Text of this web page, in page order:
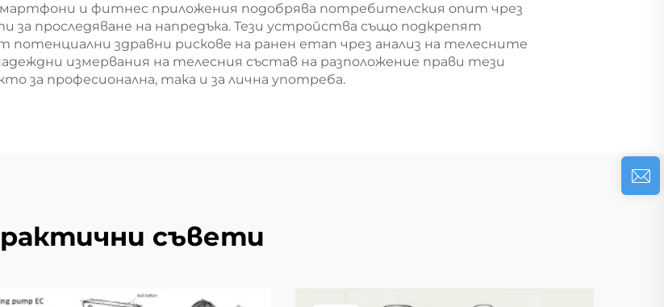
и фитнес приложения подобрява потребителския опит чрез
проследяване на напредъка. Тези устройства също подкрепят
здравни рискове на ранен етап чрез анализ на телесните
измервания на телесния състав на разположение прави тези
за професионална, така и за лична употреба.
съвети